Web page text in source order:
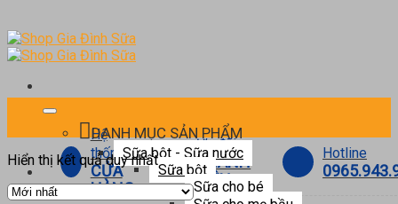
to
content
Hệ
thống
CỬA
HÀNG
Ưu đãi
THÀNH
VIÊN
Hotline
DANH MỤC SẢN PHẨM
Sữa bột - Sữa nước
Sữa bột
Sữa cho bé
Hiển thị kết quả duy nhất